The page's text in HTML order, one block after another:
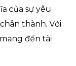
của sự yêu
thành. Với
đến tài